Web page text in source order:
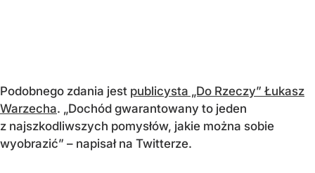
Podobnego zdania jest publicysta „Do Rzeczy” Łukasz
Warzecha. „Dochód gwarantowany to jeden
z najszkodliwszych pomysłów, jakie można sobie
wyobrazić” – napisał na Twitterze.